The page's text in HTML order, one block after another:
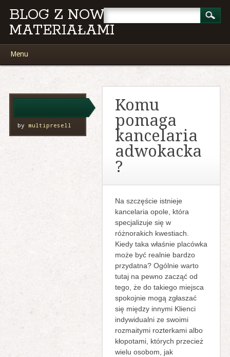
BLOG Z NOWYMI
MATERIAŁAMI
Main menu
to
Menu
by multipresell
Komu
pomaga
kancelaria
adwokacka
?
Na szczęście istnieje
kancelaria opole, która
specjalizuje się w
różnorakich kwestiach.
Kiedy taka właśnie placówka
może być realnie bardzo
przydatna? Ogólnie warto
tutaj na pewno zacząć od
tego, że do takiego miejsca
spokojnie mogą zgłaszać
się między innymi Klienci
indywidualni ze swoimi
rozmaitymi rozterkami albo
kłopotami, których przecież
wielu osobom, jak